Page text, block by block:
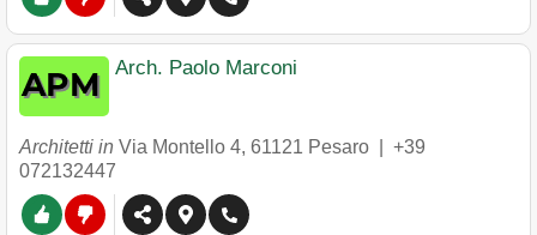
Arch. Paolo Marconi
Architetti in Via Montello 4, 61121 Pesaro
+39
072132447